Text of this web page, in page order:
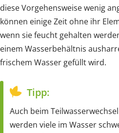
diese Vorgehensweise wenig
können einige Zeit ohne ihr
wenn sie feucht gehalten
einem Wasserbehältnis
frischem Wasser gefüllt wird.
Tipp:
Auch beim
werden viele im Wasser